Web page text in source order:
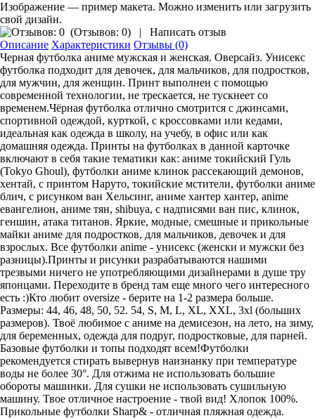
Изображение — пример макета. Можно изменить или загрузить
свой дизайн.
(Отзывов: 0) |
Написать отзыв
Описание Характеристики Отзывы (0)
Черная футболка аниме мужская и женская. Оверсайз. Унисекс
футболка подходит для девочек, для мальчиков, для подростков,
для мужчин, для женщин. Принт выполнен с помощью
современной технологии, не трескается, не тускнеет со
временем.Чёрная футболка отлично смотрится с джинсами,
спортивной одеждой, курткой, с кроссовками или кедами,
идеальная как одежда в школу, на учебу, в офис или как
домашняя одежда. Принты на футболках в данной карточке
включают в себя такие тематики как: аниме токийский Гуль
(Tokyo Ghoul), футболки аниме клинок рассекающий демонов,
хентай, с принтом Наруто, токийские мстители, футболки аниме
блич, с рисунком ван Хельсинг, аниме хантер хантер, anime
евангелион, аниме тян, shibuya, с надписями ван пис, клинок,
геншин, атака титанов. Яркие, модные, смешные и прикольные
майки аниме для подростков, для мальчиков, девочек и для
взрослых. Все футболки anime - унисекс (женски и мужски без
разницы).Принты и рисунки разрабатываются нашими
трезвыми ничего не употребляющими дизайнерами в душе тру
японцами. Переходите в бренд там еще много чего интересного
есть :)Кто любит oversize - берите на 1-2 размера больше.
Размеры: 44, 46, 48, 50, 52. 54, S, M, L, XL, XXL, 3xl (больших
размеров). Твоё любимое с аниме на демисезон, на лето, на зиму,
для беременных, одежда для подруг, подростковые, для парней.
Базовые футболки и топы подходят всем!Футболки
рекомендуется стирать вывернув наизнанку при температуре
воды не более 30°. Для отжима не использовать большие
обороты машинки. Для сушки не использовать сушильную
машину. Твое отличное настроение - твой вид! Хлопок 100%.
Прикольные футболки Sharp& - отличная пляжная одежда.